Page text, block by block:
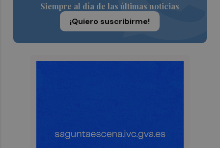
Siempre al día de las últimas noticias
¡Quiero suscribirme!